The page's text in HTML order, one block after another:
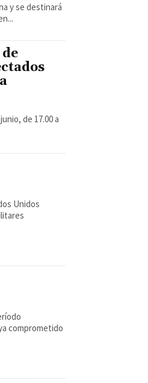
y se destinará
de 17.00 a
Unidos
comprometido